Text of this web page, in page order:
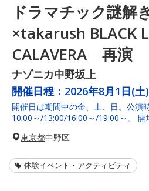
ドラマチック謎解
×takarush BLACK
CALAVERA 再演
ナゾニカ中野坂上
開催日程： 2026年8月1日(
開催日は期間中の金、土、日。公演
10:00～/13:00/16:00～/19:00～。 開
東京都中野区
体験イベント・アクティビティ